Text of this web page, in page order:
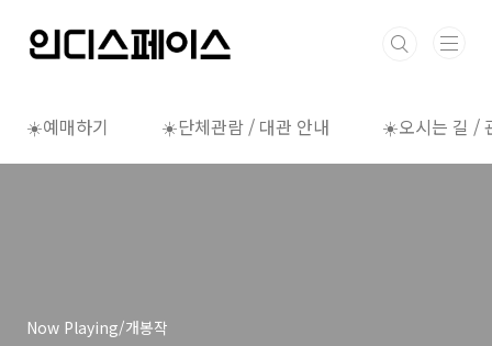
☀️예매하기 ☀️단체관람 / 대관 안내 ☀️오시는 길 /
Now Playing/개봉작